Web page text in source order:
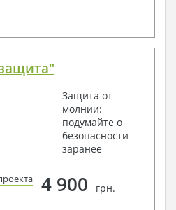
Защита от
молнии:
подумайте о
безопасности
заранее
4 900 грн.